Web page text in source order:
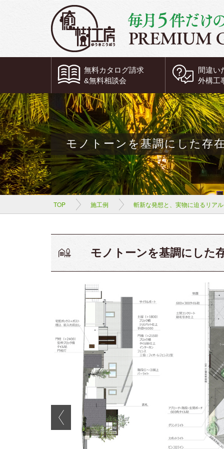
無料カタログ請求
&無料相談会
間違い
外構工
モノトーンを基調にした存
TOP 施工例 斬新な発想と、実物に迫るリア
モノトーンを基調にした